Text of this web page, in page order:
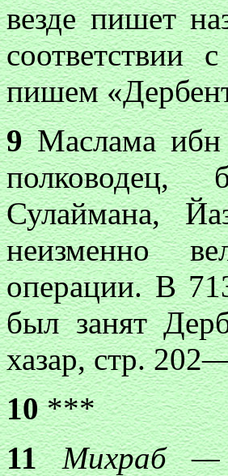
везде пишет
соответствии
пишем
9Маслама ибн
полководец,
Сулаймана,
неизменно
операции. В
был занят
хазар, стр.
10***
11
Михраб